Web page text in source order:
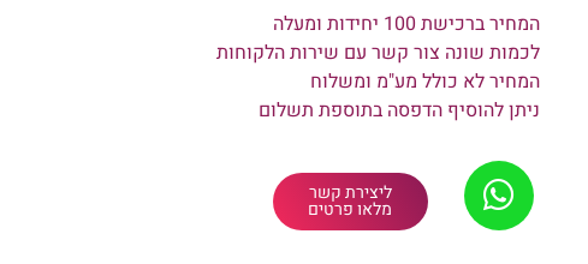
המחיר ברכישת 100 יחידות ומעלה
לכמות שונה צור קשר עם שירות הלקוחות
המחיר לא כולל מע"מ ומשלוח
ניתן להוסיף הדפסה בתוספת תשלום
ליצירת קשר
מלאו פרטים